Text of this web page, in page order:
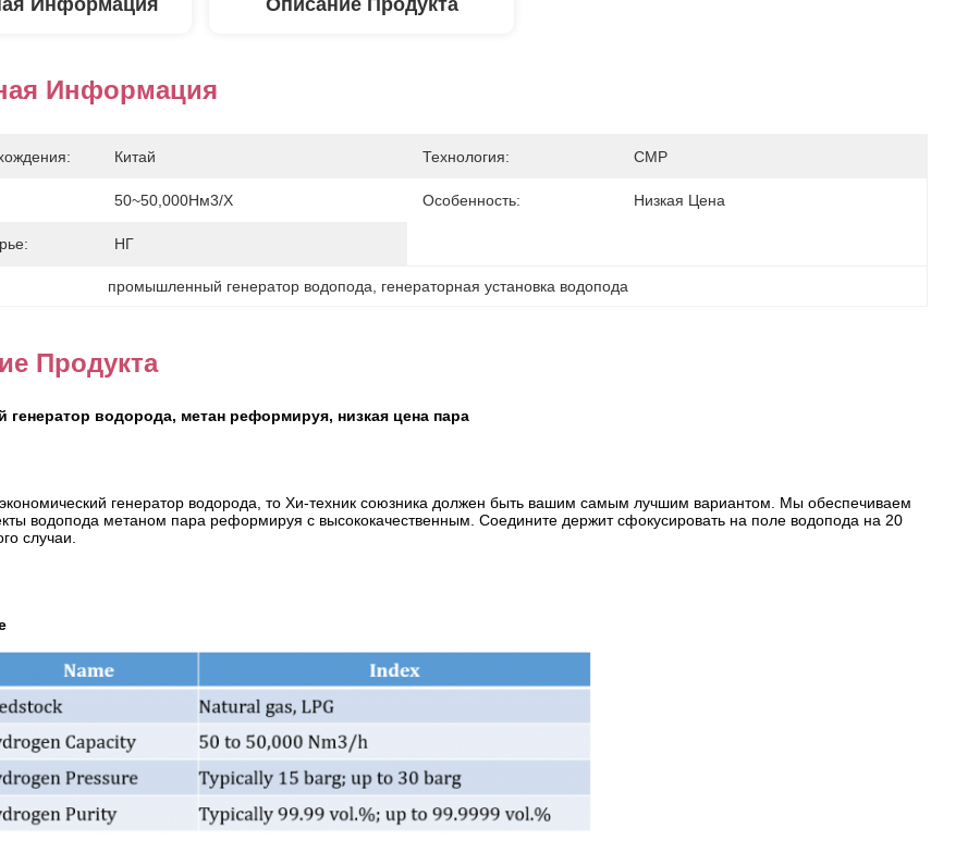
Информация Описание Продукта
Информация
Китай Технология: СМР
50~50,000Нм3/х Особенность: Низкая Цена
НГ
промышленный генератор водопода генераторная установка водопода
Продукта
генератор водорода, метан реформируя, низкая цена пара
генератор водорода, то Хи-техник союзника должен быть вашим самым лучшим вариантом. Мы обеспечиваем
водопода метаном пара реформируя с высококачественным. Соедините держит сфокусировать на поле водопода на 20
случаи.